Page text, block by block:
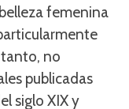
femenina
no
publicadas
siglo XIX y